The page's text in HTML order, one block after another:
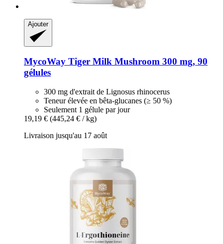
Ajouter
MycoWay Tiger Milk Mushroom 300 mg, 90
gélules
300 mg d'extrait de Lignosus rhinocerus
Teneur élevée en bêta-glucanes (≥ 50 %)
Seulement 1 gélule par jour
19,19 € (445,24 € / kg)
Livraison jusqu'au 17 août